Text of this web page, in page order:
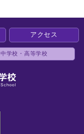
アクセス
中学校・高等学校